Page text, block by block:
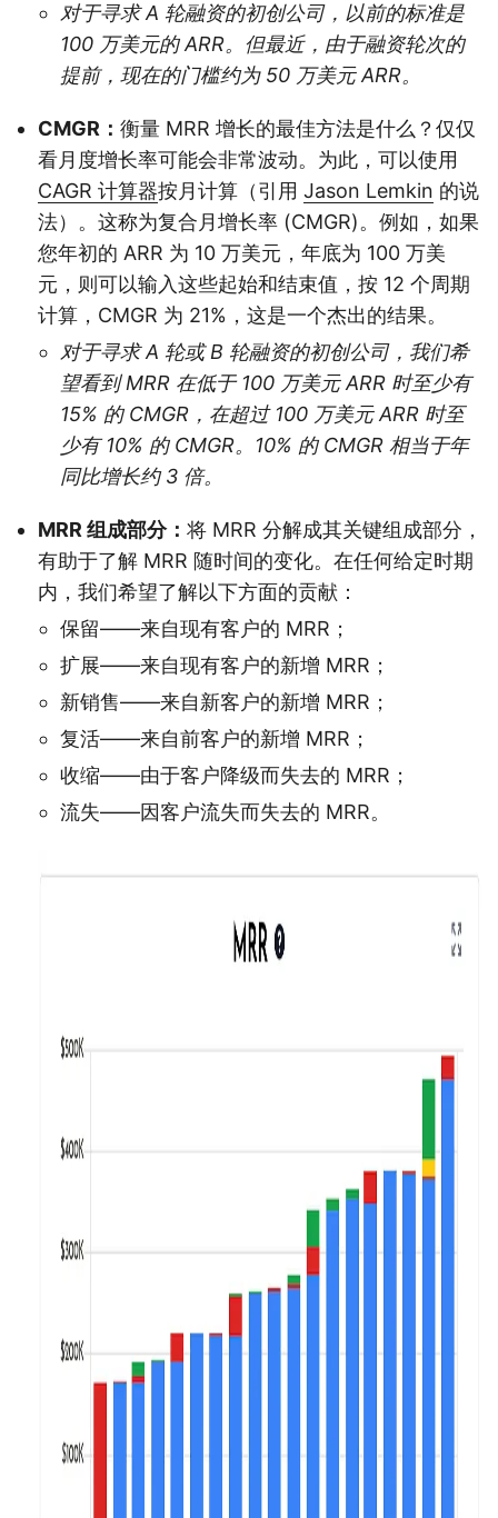
对于寻求 A 轮融资的初创公司，以前的标准是
100 万美元的 ARR。但最近，由于融资轮次的
提前，现在的门槛约为 50 万美元 ARR。
CMGR： 衡量 MRR 增长的最佳方法是什么？仅仅
看月度增长率可能会非常波动。为此，可以使用
CAGR 计算器按月计算（引用 Jason Lemkin 的说
法）。这称为复合月增长率 (CMGR)。例如，如果
您年初的 ARR 为 10 万美元，年底为 100 万美
元，则可以输入这些起始和结束值，按 12 个周期
计算，CMGR 为 21%，这是一个杰出的结果。
对于寻求 A 轮或 B 轮融资的初创公司，我们希
望看到 MRR 在低于 100 万美元 ARR 时至少有
15% 的 CMGR，在超过 100 万美元 ARR 时至
少有 10% 的 CMGR。10% 的 CMGR 相当于年
同比增长约 3 倍。
MRR 组成部分： 将 MRR 分解成其关键组成部分，
有助于了解 MRR 随时间的变化。在任何给定时期
内，我们希望了解以下方面的贡献：
保留——来自现有客户的 MRR；
扩展——来自现有客户的新增 MRR；
新销售——来自新客户的新增 MRR；
复活——来自前客户的新增 MRR；
收缩——由于客户降级而失去的 MRR；
流失——因客户流失而失去的 MRR。